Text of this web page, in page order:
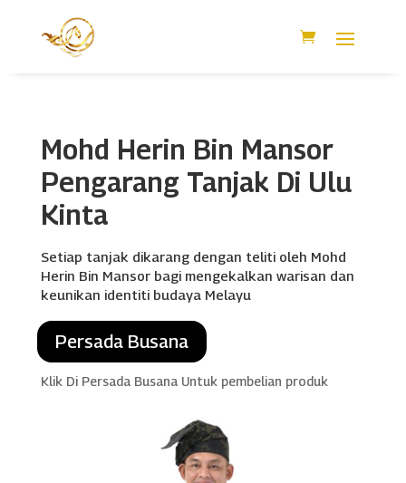
Mohd Herin Bin Mansor
Pengarang Tanjak Di Ulu
Kinta
Setiap tanjak dikarang dengan teliti oleh Mohd
Herin Bin Mansor bagi mengekalkan warisan dan
keunikan identiti budaya Melayu
Persada Busana
Klik Di Persada Busana Untuk pembelian produk